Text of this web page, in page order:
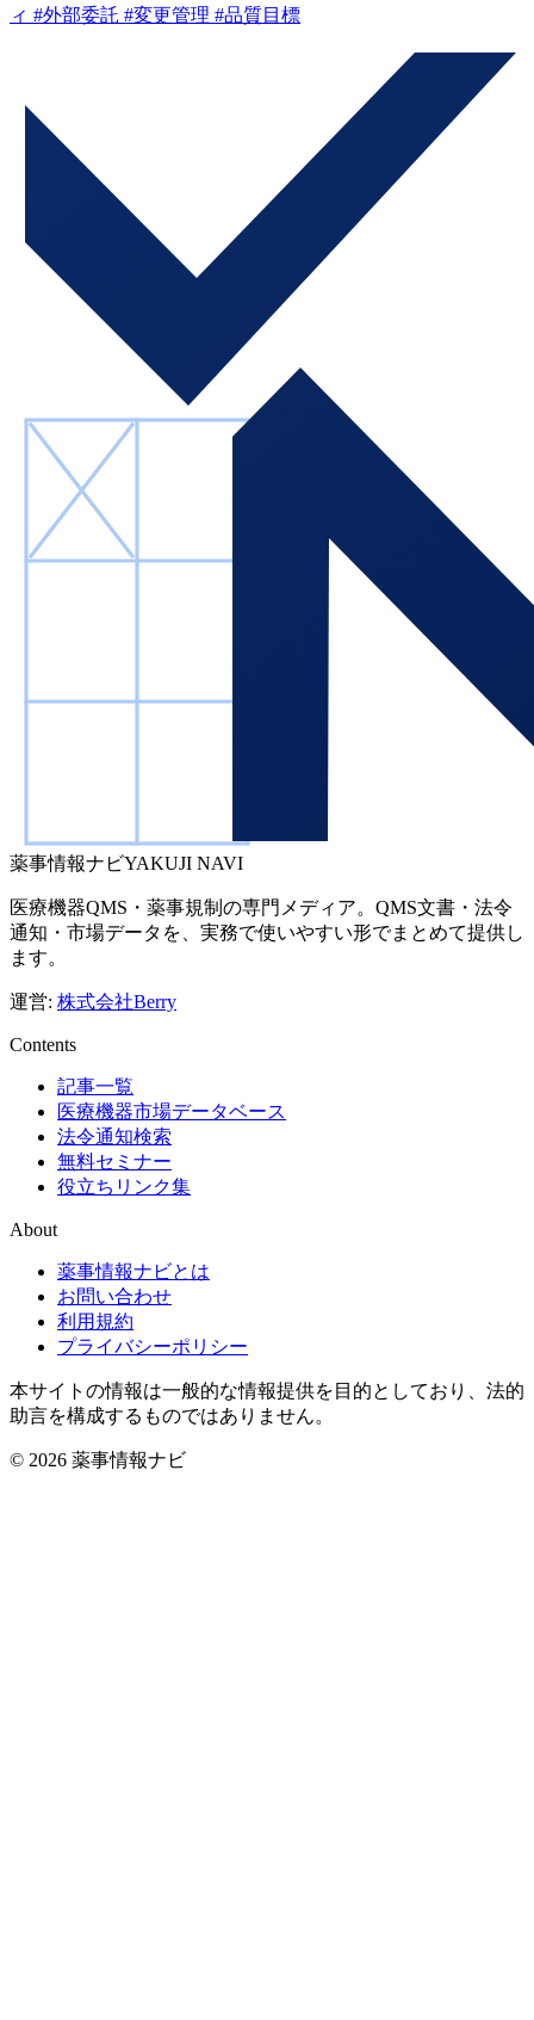
ィ #外部委託 #変更管理 #品質目標
薬事情報ナビYAKUJI NAVI
医療機器QMS・薬事規制の専門メディア。QMS文書・法令
通知・市場データを、実務で使いやすい形でまとめて提供し
ます。
運営: 株式会社Berry
Contents
記事一覧
医療機器市場データベース
法令通知検索
無料セミナー
役立ちリンク集
About
薬事情報ナビとは
お問い合わせ
利用規約
プライバシーポリシー
本サイトの情報は一般的な情報提供を目的としており、法的
助言を構成するものではありません。
© 2026 薬事情報ナビ